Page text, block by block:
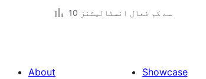
10 سے کم فعال انسٹالیشنز
About
Showcase